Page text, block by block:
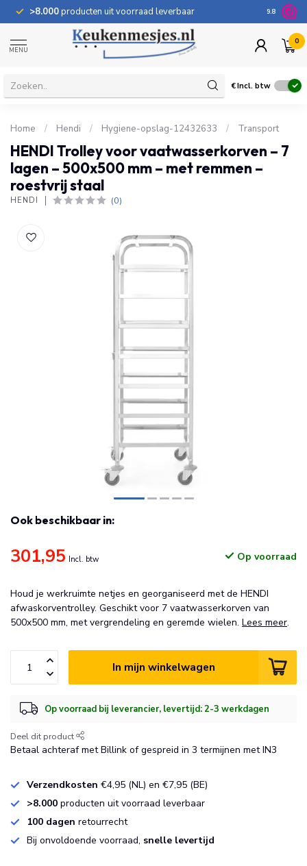
>8.000producten uit voorraad leverbaar 100
9.8
MENU
0
€Incl. btw
Home / Hendi / Hygiene-opslag-12432633 / Transport
HENDI Trolley voor vaatwasserkorven – 7
lagen – 500x500 mm – met remmen –
roestvrij staal
HENDI (0)
Ook beschikbaar in:
301,95 Incl. btw Op voorraad
Houd je werkruimte netjes en georganiseerd met de HENDI
afwaskorventrolley. Geschikt voor 7 vaatwasserkorven van
500x500 mm, met vergrendeling en geremde wielen. Lees meer.
In mijn winkelwagen
Op voorraad bij leverancier, levertijd: 2-3 werkdagen
Deel dit product
Betaal achteraf met Billink of gespreid in 3 termijnen met IN3
Verzendkosten €4,95 (NL) en €7,95 (BE)
>8.000 producten uit voorraad leverbaar
100 dagen retourrecht
Bij onvoldoende voorraad, snelle levertijd